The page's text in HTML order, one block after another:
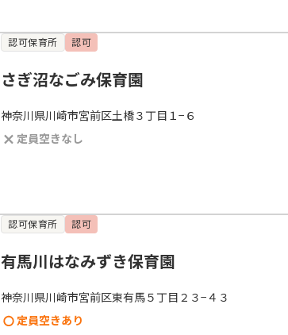
認可保育所 認可
さぎ沼なごみ保育園
神奈川県川崎市宮前区土橋３丁目１−６
定員空きなし
認可保育所 認可
有馬川はなみずき保育園
神奈川県川崎市宮前区東有馬５丁目２３−４３
定員空きあり